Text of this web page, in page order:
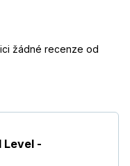
žádné recenze od
Level -